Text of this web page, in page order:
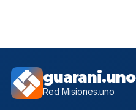
guarani.uno
Red Misiones.uno